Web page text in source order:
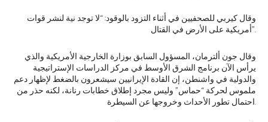
وقال كيربي للصحفيين في أثناء التزود بالوقود: “لا توجد نية لنشر قوات
أمريكية على الأرض في القتال”.
وقال جون ألترمان، المسؤول السابق بوزارة الخارجية الأمريكية والذي
يرأس الآن برنامج الشرق الأوسط في مركز الدراسات الإستراتيجية
والدولية في واشنطن، إن القادة الإيرانيين سيشعرون بالضغط لإظهار دعم
ملموس لحركة “حماس” وليس مجرد إطلاق خطابات رنانة، لكنه حذر من
احتمال تطور الأحداث وخروجها عن السيطرة.